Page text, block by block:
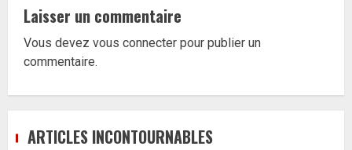
Laisser un commentaire
Vous devez vous connecter pour publier un
commentaire.
ARTICLES INCONTOURNABLES